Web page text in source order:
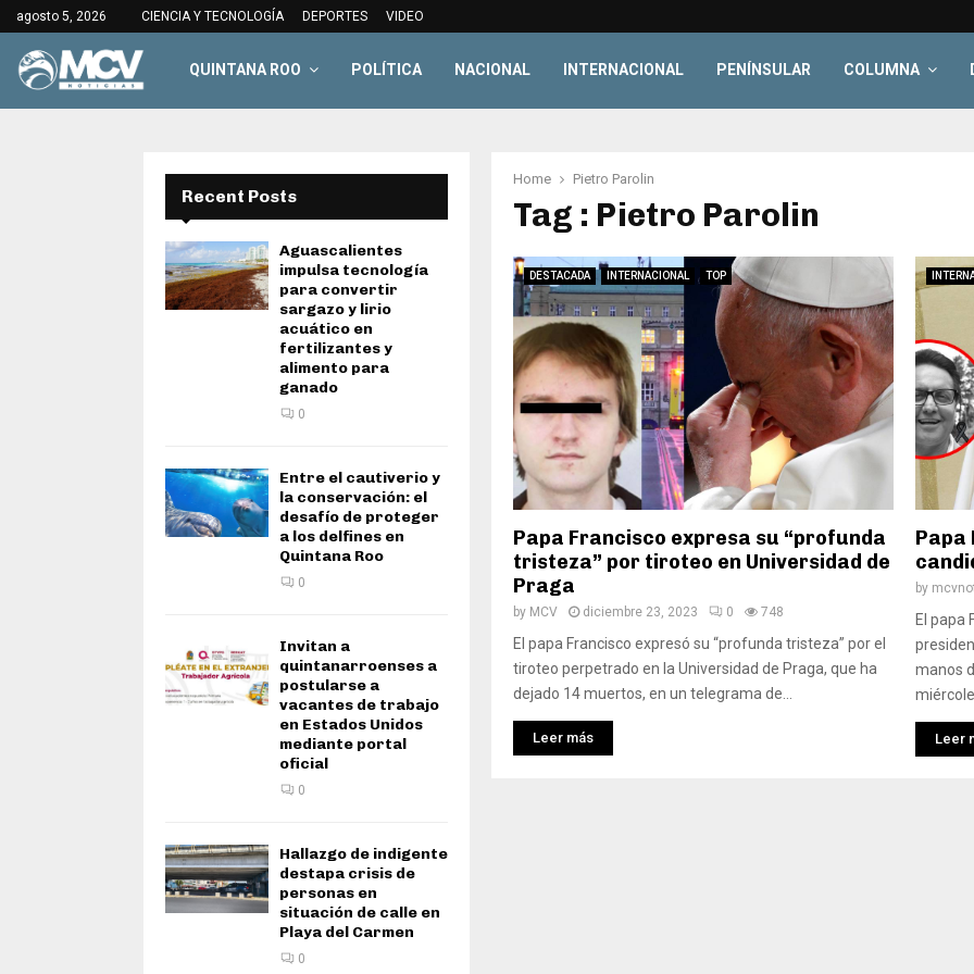
agosto 5, 2026 CIENCIA Y TECNOLOGÍA DEPORTES VIDEO
QUINTANA ROO POLÍTICA NACIONAL INTERNACIONAL PENÍNSULAR COLUMNA
Home Pietro Parolin
Tag : Pietro Parolin
DESTACADA INTERNACIONAL TOP
Papa Francisco expresa su “profunda
tristeza” por tiroteo en Universidad de
Praga
by MCV diciembre 23, 2023 0 748
El papa Francisco expresó su “profunda tristeza” por el
tiroteo perpetrado en la Universidad de Praga, que ha
dejado 14 muertos, en un telegrama de...
Leer más
Papa
by
El papa
manos
Leer
Recent Posts
Aguascalientes
impulsa tecnología
para convertir
sargazo y lirio
acuático en
fertilizantes y
alimento para
ganado
0
Entre el cautiverio y
la conservación: el
desafío de proteger
a los delfines en
Quintana Roo
0
Invitan a
quintanarroenses a
postularse a
vacantes de trabajo
en Estados Unidos
mediante portal
oficial
0
Hallazgo de indigente
destapa crisis de
personas en
situación de calle en
Playa del Carmen
0